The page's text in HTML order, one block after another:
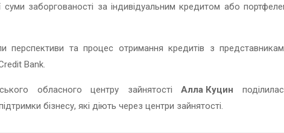
заборгованості за індивідуальним кредитом або
перспективи та процес отримання кредитів з
Bank.
обласного центру зайнятостіАлла Куцин
бізнесу, які діють через центри зайнятості.